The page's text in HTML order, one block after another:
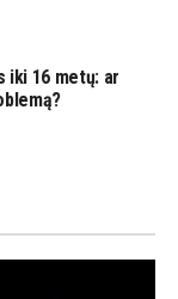
iki 16 metų: ar